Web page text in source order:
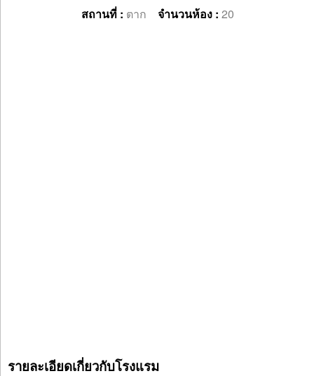
สถานที่ : ตาก จำนวนห้อง : 20
รายละเอียดเกี่ยวกับโรงแรม